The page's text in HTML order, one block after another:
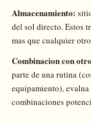
Almacenamiento:
del sol directo. Estos
mas que cualquier
Combinacion con
parte de una rutina
equipamiento),
combinaciones